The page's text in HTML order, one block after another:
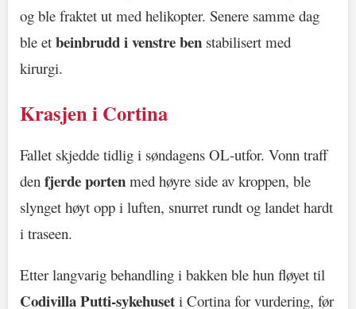
og ble fraktet ut med helikopter. Senere samme dag
ble et beinbrudd i venstre ben stabilisert med
kirurgi.
Krasjen i Cortina
Fallet skjedde tidlig i søndagens OL-utfor. Vonn traff
den fjerde porten med høyre side av kroppen, ble
slynget høyt opp i luften, snurret rundt og landet hardt
i traseen.
Etter langvarig behandling i bakken ble hun fløyet til
Codivilla Putti-sykehuset i Cortina for vurdering, før